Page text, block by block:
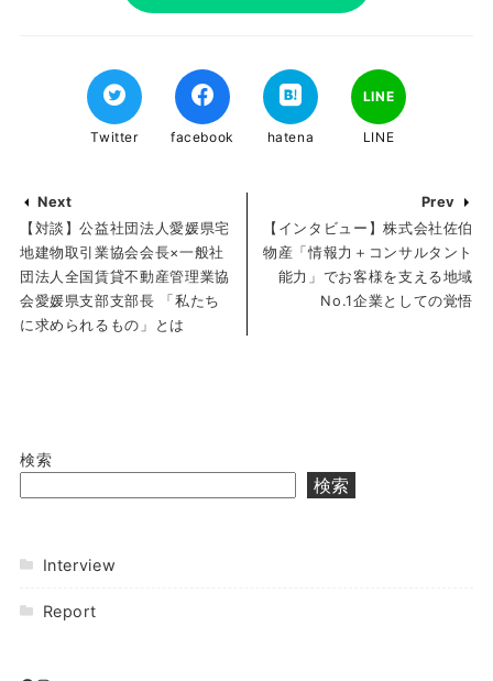
Twitter facebook hatena
LINE
LINE
Next
【対談】公益社団法人愛媛県宅
地建物取引業協会会長×一般社
団法人全国賃貸不動産管理業協
会愛媛県支部支部長 「私たち
に求められるもの」とは
Prev
【インタビュー】株式会社佐伯
物産「情報力＋コンサルタント
能力」でお客様を支える地域
No.1企業としての覚悟
検索
検索
Interview
Report